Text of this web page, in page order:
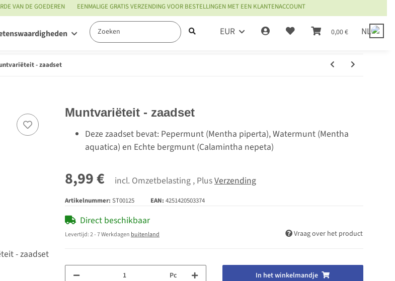
VAN DE GOEDEREN EENMALIGE GRATIS VERZENDING VOOR BESTELLINGEN MET EEN KLANTENACCOUNT
EUR 0,00 € NL
Service
- zaadset
Muntvariëteit - zaadset
Deze zaadset bevat: Pepermunt (Mentha piperta), Watermunt (Mentha
aquatica) en Echte bergmunt (Calamintha nepeta)
8,99 € incl. Omzetbelasting , PlusVerzending
Artikelnummer: ST00125 EAN: 4251420503374
Direct beschikbaar
Levertijd:2 - 7 Werkdagen buitenland Vraag over het product
Pc In het winkelmandje